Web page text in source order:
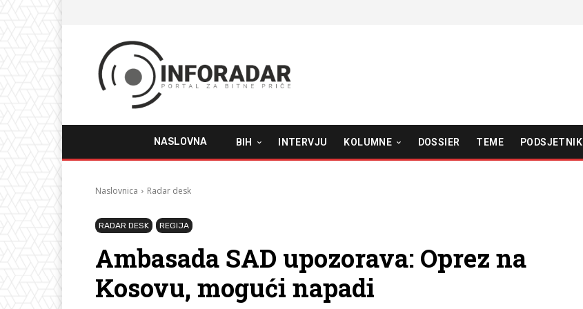
NASLOVNA BIH INTERVJU KOLUMNE DOSSIER TEME PODSJETNIK
Naslovnica Radar desk
RADAR DESK REGIJA
Ambasada SAD upozorava: Oprez na
Kosovu, mogući napadi